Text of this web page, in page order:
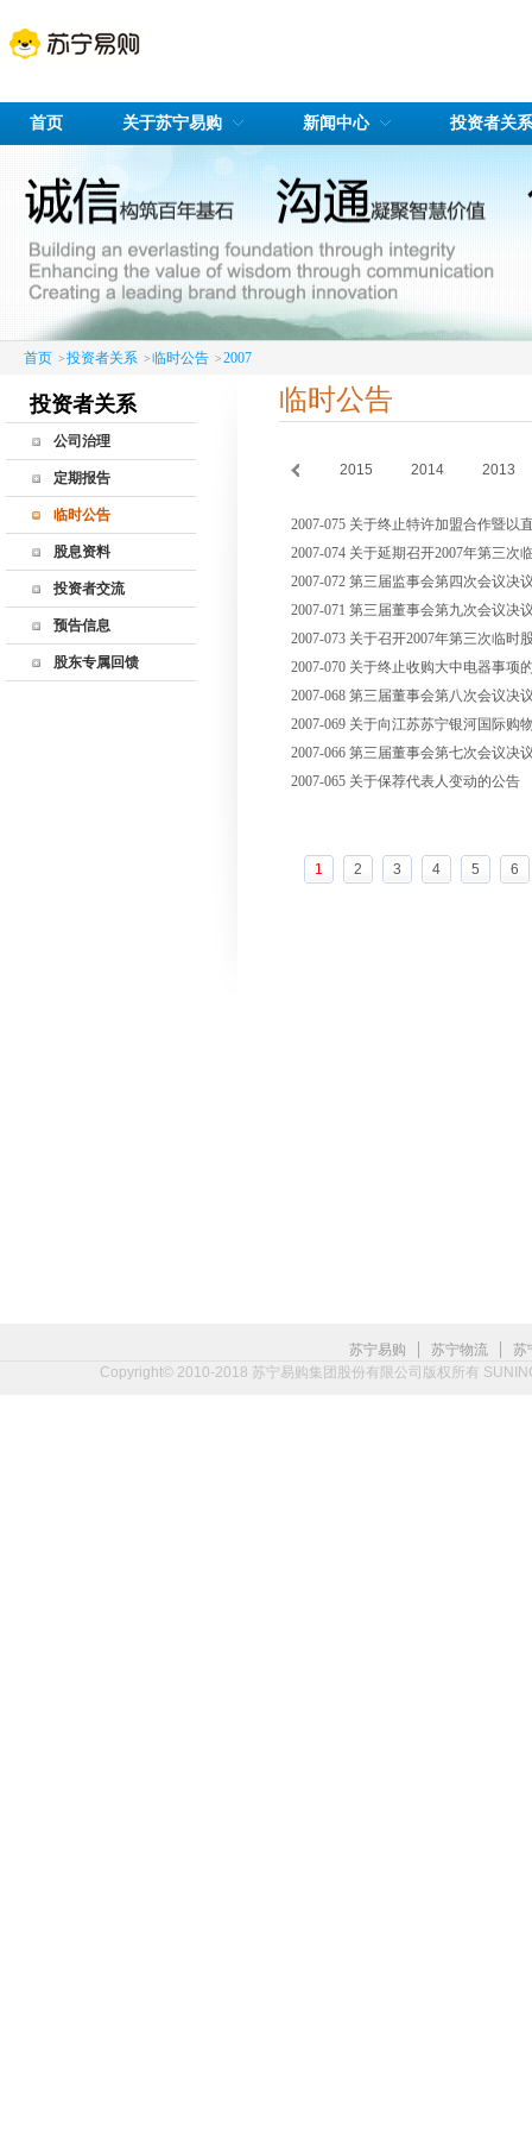
首页 关于苏宁易购 新闻中心 投资者关系
首页 >投资者关系 >临时公告 >2007
投资者关系
公司治理
公司治理简介
股东会
监事会
公司高管
公司章程
公司制度
定期报告
临时公告
股息资料
历年利润分配
股东回报规划
投资者交流
联系方式
董秘邮箱
预告信息
股东专属回馈
临时公告
2019 2016 2015 2014 2013
2007-075 关于终止特许加盟合作暨以
2007-074 关于延期召开2007年第三次
2007-072 第三届监事会第四次会议决
2007-071 第三届董事会第九次会议决
2007-073 关于召开2007年第三次临时
2007-070 关于终止收购大中电器事项
2007-068 第三届董事会第八次会议决
2007-069 关于向江苏苏宁银河国际购
2007-066 第三届董事会第七次会议决
2007-065 关于保荐代表人变动的公告
1 2 3 4 5 6
苏宁易购 | 苏宁物流 |
苏
Copyright© 2010-2018 苏宁易购集团股份有限公司版权所有